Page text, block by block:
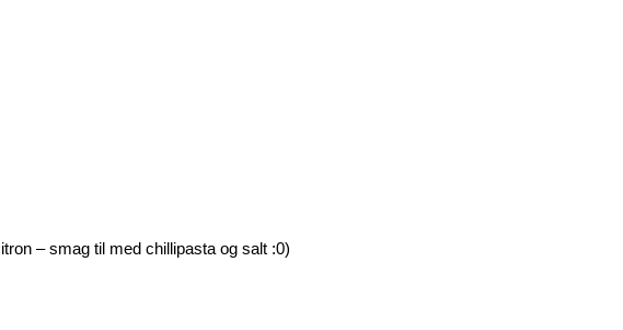
– smag til med chillipasta og salt :0)